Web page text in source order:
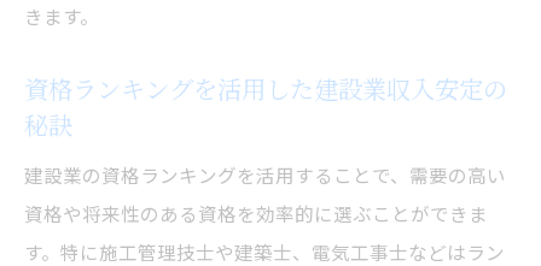
きます。
資格ランキングを活用した建設業収入安定の
秘訣
建設業の資格ランキングを活用することで、需要の高い
資格や将来性のある資格を効率的に選ぶことができま
す。特に施工管理技士や建築士、電気工事士などはラン